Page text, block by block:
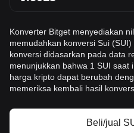
Konverter Bitget menyediakan
memudahkan konversi Sui
konversi didasarkan pada data
menunjukkan bahwa 1 SUI saat
harga kripto dapat berubah
memeriksa kembali hasil
Beli/jual